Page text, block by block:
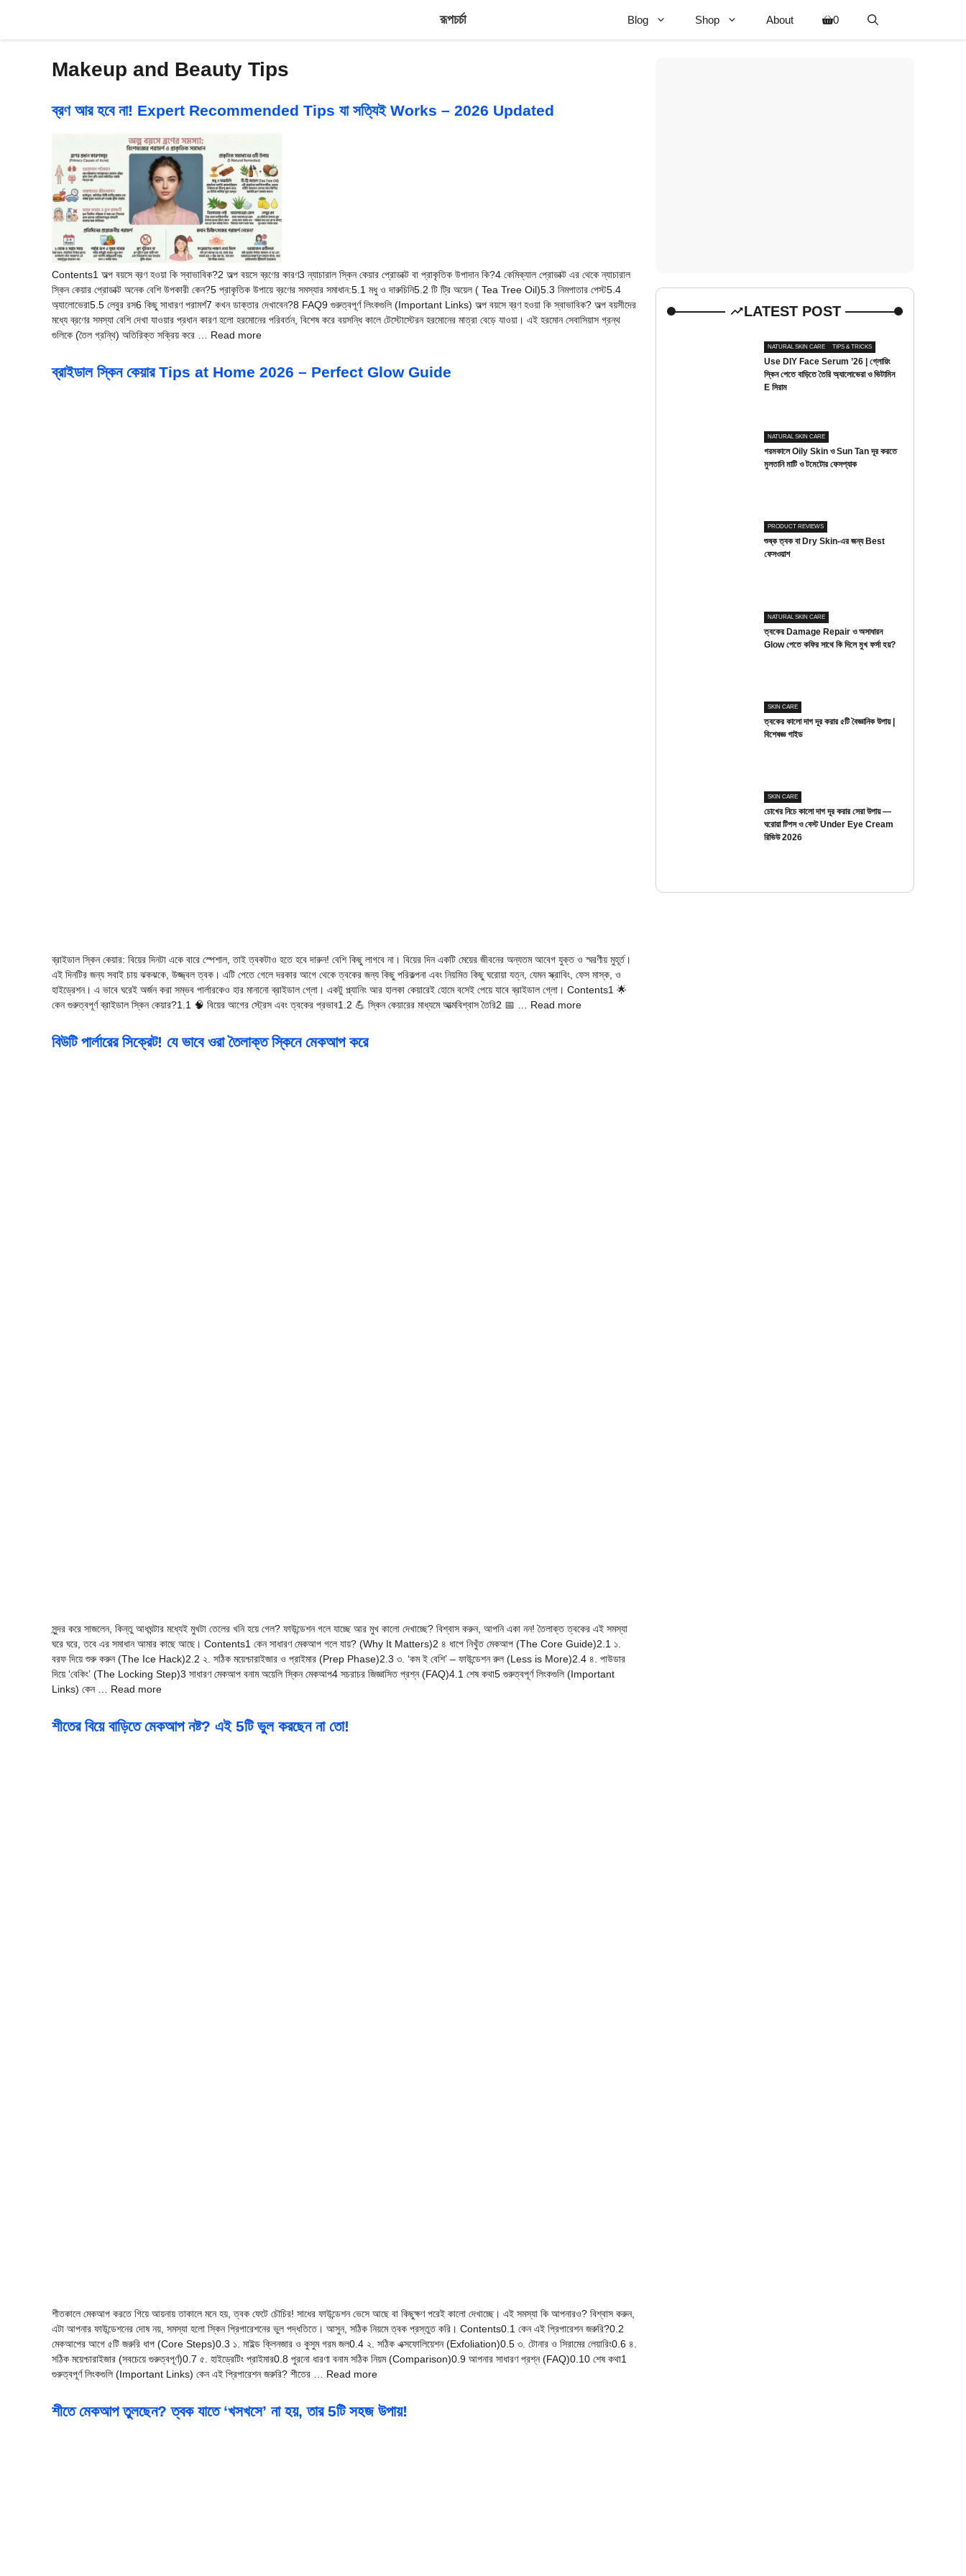
রূপচর্চা Blog Shop About 0
Makeup and Beauty Tips
ব্রণ আর হবে না! Expert Recommended Tips যা সত্যিই Works – 2026 Updated
Contents1 অল্প বয়সে ব্রণ হওয়া কি স্বাভাবিক?2 অল্প বয়সে ব্রণের কারণ3 ন্যাচারাল স্কিন কেয়ার প্রোডাক্ট বা প্রাকৃতিক উপাদান কি?4 কেমিক্যাল প্রোডাক্ট এর থেকে ন্যাচারাল
স্কিন কেয়ার প্রোডাক্ট অনেক বেশি উপকারী কেন?5 প্রাকৃতিক উপায়ে ব্রণের সমস্যার সমাধান:5.1 মধু ও দারুচিনি5.2 টি ট্রি অয়েল ( Tea Tree Oil)5.3 নিমপাতার পেস্ট5.4
অ্যালোভেরা5.5 লেবুর রস6 কিছু সাধারণ পরামর্শ7 কখন ডাক্তার দেখাবেন?8 FAQ9 গুরুত্বপূর্ণ লিংকগুলি (Important Links) অল্প বয়সে ব্রণ হওয়া কি স্বাভাবিক? অল্প বয়সীদের
মধ্যে ব্রণের সমস্যা বেশি দেখা যাওয়ার প্রধান কারণ হলো হরমোনের পরিবর্তন, বিশেষ করে বয়সন্ধি কালে টেস্টোস্টেরন হরমোনের মাত্রা বেড়ে যাওয়া। এই হরমোন সেবাসিয়াস গ্রন্থ
গুলিকে (তৈল গ্রন্থি) অতিরিক্ত সক্রিয় করে … Read more
ব্রাইডাল স্কিন কেয়ার Tips at Home 2026 – Perfect Glow Guide
ব্রাইডাল স্কিন কেয়ার: বিয়ের দিনটা একে বারে স্পেশাল, তাই ত্বকটাও হতে হবে দারুন! বেশি কিছু লাগবে না। বিয়ের দিন একটি মেয়ের জীবনের অন্যতম আবেগ যুক্ত ও স্মরণীয় মুহূর্ত।
এই দিনটির জন্য সবাই চায় ঝকঝকে, উজ্জ্বল ত্বক। এটি পেতে গেলে দরকার আগে থেকে ত্বকের জন্য কিছু পরিকল্পনা এবং নিয়মিত কিছু ঘরোয়া যত্ন, যেমন স্ক্রাবিং, ফেস মাস্ক, ও
হাইড্রেশন। এ ভাবে ঘরেই অর্জন করা সম্ভব পার্লারকেও হার মানানো ব্রাইডাল গ্লো। একটু প্ল্যানিং আর হালকা কেয়ারেই হোমে বসেই পেয়ে যাবে ব্রাইডাল গ্লো। Contents1 🌟
কেন গুরুত্বপূর্ণ ব্রাইডাল স্কিন কেয়ার?1.1 🧠 বিয়ের আগের স্ট্রেস এবং ত্বকের প্রভাব1.2 💪 স্কিন কেয়ারের মাধ্যমে আত্মবিশ্বাস তৈরি2 📅 … Read more
বিউটি পার্লারের সিক্রেট! যে ভাবে ওরা তৈলাক্ত স্কিনে মেকআপ করে
সুন্দর করে সাজলেন, কিন্তু আধঘন্টার মধ্যেই মুখটা তেলের খনি হয়ে গেল? ফাউন্ডেশন গলে যাচ্ছে আর মুখ কালো দেখাচ্ছে? বিশ্বাস করুন, আপনি একা নন! তৈলাক্ত ত্বকের এই সমস্যা
ঘরে ঘরে, তবে এর সমাধান আমার কাছে আছে। Contents1 কেন সাধারণ মেকআপ গলে যায়? (Why It Matters)2 ৪ ধাপে নিখুঁত মেকআপ (The Core Guide)2.1 ১.
বরফ দিয়ে শুরু করুন (The Ice Hack)2.2 ২. সঠিক ময়েশ্চারাইজার ও প্রাইমার (Prep Phase)2.3 ৩. ‘কম ই বেশি’ – ফাউন্ডেশন রুল (Less is More)2.4 ৪. পাউডার
দিয়ে ‘বেকিং’ (The Locking Step)3 সাধারণ মেকআপ বনাম অয়েলি স্কিন মেকআপ4 সচরাচর জিজ্ঞাসিত প্রশ্ন (FAQ)4.1 শেষ কথা5 গুরুত্বপূর্ণ লিংকগুলি (Important
Links) কেন … Read more
শীতের বিয়ে বাড়িতে মেকআপ নষ্ট? এই 5টি ভুল করছেন না তো!
শীতকালে মেকআপ করতে গিয়ে আয়নায় তাকালে মনে হয়, ত্বক ফেটে চৌচির! সাধের ফাউন্ডেশন ভেসে আছে বা কিছুক্ষণ পরেই কালো দেখাচ্ছে। এই সমস্যা কি আপনারও? বিশ্বাস করুন,
এটা আপনার ফাউন্ডেশনের দোষ নয়, সমস্যা হলো স্কিন প্রিপারেশনের ভুল পদ্ধতিতে। আসুন, সঠিক নিয়মে ত্বক প্রস্তুত করি। Contents0.1 কেন এই প্রিপারেশন জরুরি?0.2
মেকআপের আগে ৫টি জরুরি ধাপ (Core Steps)0.3 ১. মাইল্ড ক্লিনজার ও কুসুম গরম জল0.4 ২. সঠিক এক্সফোলিয়েশন (Exfoliation)0.5 ৩. টোনার ও সিরামের লেয়ারিং0.6 ৪.
সঠিক ময়েশ্চারাইজার (সবচেয়ে গুরুত্বপূর্ণ)0.7 ৫. হাইড্রেটিং প্রাইমার0.8 পুরনো ধারণা বনাম সঠিক নিয়ম (Comparison)0.9 আপনার সাধারণ প্রশ্ন (FAQ)0.10 শেষ কথা1
গুরুত্বপূর্ণ লিংকগুলি (Important Links) কেন এই প্রিপারেশন জরুরি? শীতের … Read more
শীতে মেকআপ তুলছেন? ত্বক যাতে ‘খসখসে’ না হয়, তার 5টি সহজ উপায়!
LATEST POST
NATURAL SKIN CARE TIPS & TRICKS
Use DIY Face Serum ’26 | গ্লোয়িং
স্কিন পেতে বাড়িতে তৈরি অ্যালোভেরা ও ভিটামিন
E সিরাম
NATURAL SKIN CARE
গরমকালে Oily Skin ও Sun Tan দূর করতে
মুলতানি মাটি ও টমেটোর ফেসপ্যাক
PRODUCT REVIEWS
শুষ্ক ত্বক বা Dry Skin-এর জন্য Best
ফেসওয়াশ
NATURAL SKIN CARE
ত্বকের Damage Repair ও অসাধারন
Glow পেতে কফির সাথে কি দিলে মুখ ফর্সা হয়?
SKIN CARE
ত্বকের কালো দাগ দূর করার ৫টি বৈজ্ঞানিক উপায় |
বিশেষজ্ঞ গাইড
SKIN CARE
চোখের নিচে কালো দাগ দূর করার সেরা উপায় —
ঘরোয়া টিপস ও বেস্ট Under Eye Cream
রিভিউ 2026